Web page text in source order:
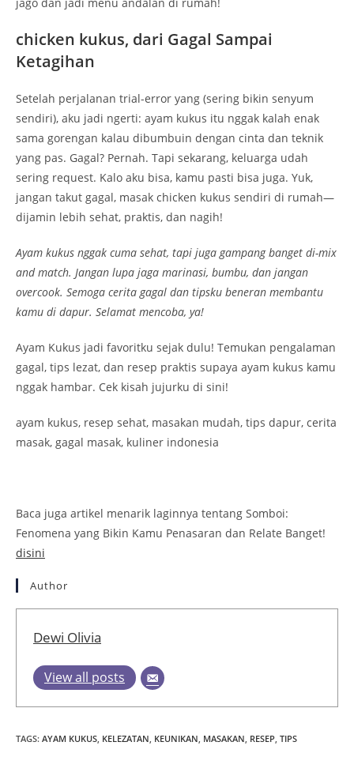
chicken kukus, dari Gagal Sampai
Ketagihan
Setelah perjalanan trial-error yang (sering bikin senyum
sendiri), aku jadi ngerti: ayam kukus itu nggak kalah enak
sama gorengan kalau dibumbuin dengan cinta dan teknik
yang pas. Gagal? Pernah. Tapi sekarang, keluarga udah
sering request. Kalo aku bisa, kamu pasti bisa juga. Yuk,
jangan takut gagal, masak chicken kukus sendiri di rumah—
dijamin lebih sehat, praktis, dan nagih!
Ayam kukus nggak cuma sehat, tapi juga gampang banget di-mix
and match. Jangan lupa jaga marinasi, bumbu, dan jangan
overcook. Semoga cerita gagal dan tipsku beneran membantu
kamu di dapur. Selamat mencoba, ya!
Ayam Kukus jadi favoritku sejak dulu! Temukan pengalaman
gagal, tips lezat, dan resep praktis supaya ayam kukus kamu
nggak hambar. Cek kisah jujurku di sini!
ayam kukus, resep sehat, masakan mudah, tips dapur, cerita
masak, gagal masak, kuliner indonesia
Baca juga artikel menarik laginnya tentang Somboi:
Fenomena yang Bikin Kamu Penasaran dan Relate Banget!
disini
Author
Dewi Olivia
View all posts
TAGS: AYAM KUKUS, KELEZATAN, KEUNIKAN, MASAKAN, RESEP, TIPS